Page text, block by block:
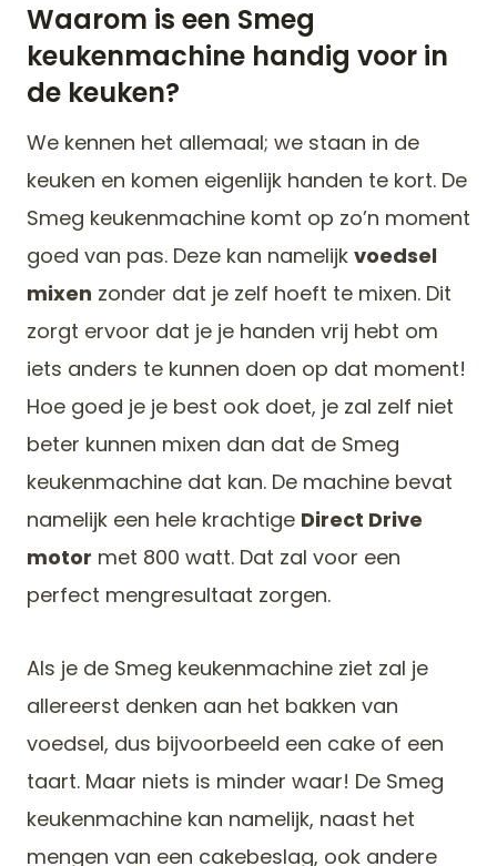
Waarom is een Smeg
keukenmachine handig voor in
de keuken?
We kennen het allemaal; we staan in de
keuken en komen eigenlijk handen te kort. De
Smeg keukenmachine komt op zo’n moment
goed van pas. Deze kan namelijk voedsel
mixen zonder dat je zelf hoeft te mixen. Dit
zorgt ervoor dat je je handen vrij hebt om
iets anders te kunnen doen op dat moment!
Hoe goed je je best ook doet, je zal zelf niet
beter kunnen mixen dan dat de Smeg
keukenmachine dat kan. De machine bevat
namelijk een hele krachtige Direct Drive
motor met 800 watt. Dat zal voor een
perfect mengresultaat zorgen.
Als je de Smeg keukenmachine ziet zal je
allereerst denken aan het bakken van
voedsel, dus bijvoorbeeld een cake of een
taart. Maar niets is minder waar! De Smeg
keukenmachine kan namelijk, naast het
mengen van een cakebeslag, ook andere